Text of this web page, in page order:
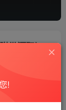
带源码）
!